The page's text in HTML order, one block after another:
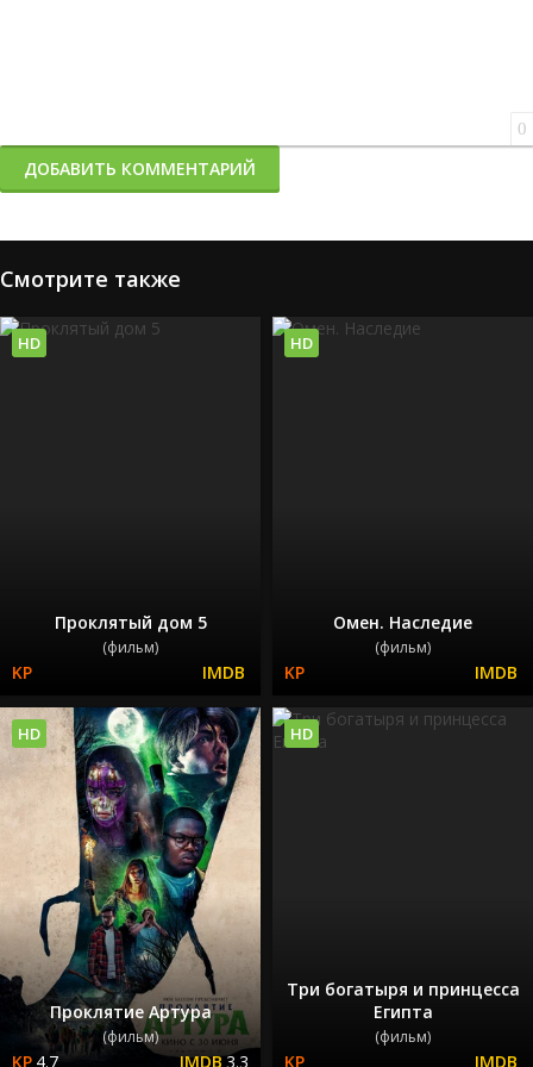
0
ДОБАВИТЬ КОММЕНТАРИЙ
Смотрите также
Проклятый дом 5
(фильм)
HD
Омен. Наследие
(фильм)
HD
Проклятие Артура
(фильм)
4.7 3.3
HD
Три богатыря и принцесса
Египта
(фильм)
HD